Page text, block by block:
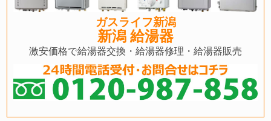
ガスライフ新潟
新潟 給湯器
激安価格で給湯器交換・給湯器修理・給湯器販売